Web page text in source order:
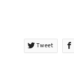
Tweet